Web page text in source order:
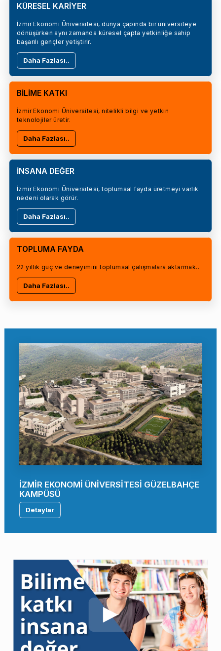
KÜRESEL KARİYER
İzmir Ekonomi Üniversitesi, dünya çapında bir üniversiteye
dönüşürken aynı zamanda küresel çapta yetkinliğe sahip
başarılı gençler yetiştirir.
Daha Fazlası..
BİLİME KATKI
İzmir Ekonomi Üniversitesi, nitelikli bilgi ve yetkin
teknolojiler üretir.
Daha Fazlası..
İNSANA DEĞER
İzmir Ekonomi Üniversitesi, toplumsal fayda üretmeyi varlık
nedeni olarak görür.
Daha Fazlası..
TOPLUMA FAYDA
22 yıllık güç ve deneyimini toplumsal çalışmalara aktarmak..
Daha Fazlası..
İZMİR EKONOMİ ÜNİVERSİTESİ GÜZELBAHÇE
KAMPÜSÜ
Detaylar